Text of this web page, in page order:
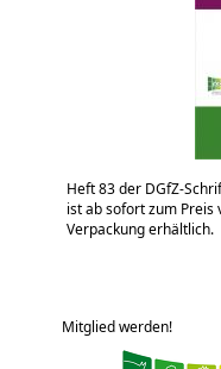
Heft 83 der DGfZ-
ist ab sofort zum Preis
Verpackung erhältlich.
Mitglied werden!